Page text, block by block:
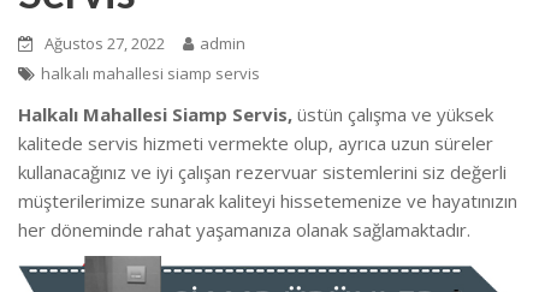
Ağustos 27, 2022
admin
halkalı mahallesi siamp servis
Halkalı Mahallesi Siamp Servis, üstün çalışma ve yüksek
kalitede servis hizmeti vermekte olup, ayrıca uzun süreler
kullanacağınız ve iyi çalışan rezervuar sistemlerini siz değerli
müşterilerimize sunarak kaliteyi hissetemenize ve hayatınızın
her döneminde rahat yaşamanıza olanak sağlamaktadır.